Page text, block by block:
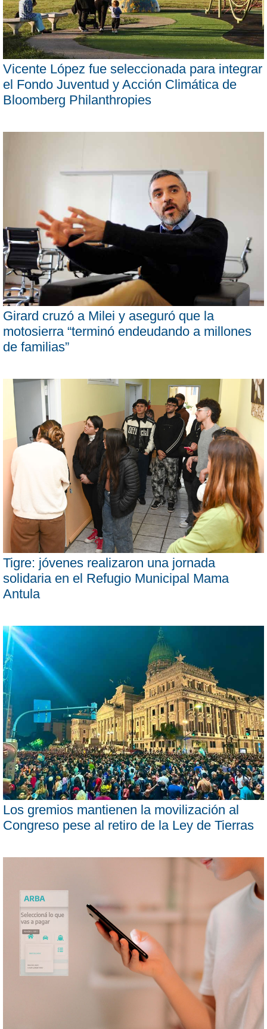
Vicente López fue seleccionada para integrar
el Fondo Juventud y Acción Climática de
Bloomberg Philanthropies
Girard cruzó a Milei y aseguró que la
motosierra “terminó endeudando a millones
de familias”
Tigre: jóvenes realizaron una jornada
solidaria en el Refugio Municipal Mama
Antula
Los gremios mantienen la movilización al
Congreso pese al retiro de la Ley de Tierras